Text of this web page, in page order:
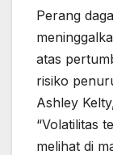
Perang
atas
risiko
Ashley
“Volatilitas
melihat di